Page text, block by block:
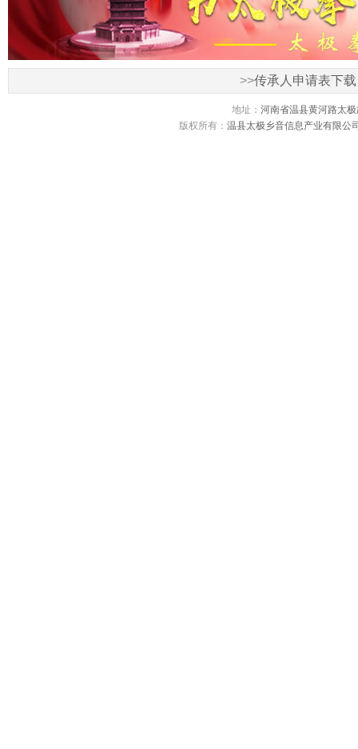
>>传承人申请表下载
地址： 河南省温县黄河路太
版权所有： 温县太极乡音信息产业有限公